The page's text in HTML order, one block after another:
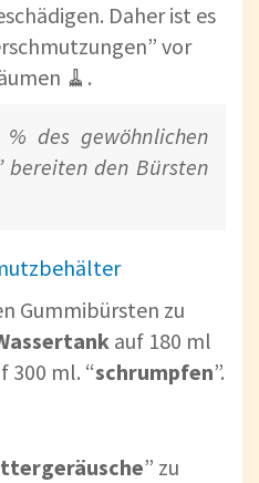
Daher ist es
vor
🧹.
des gewöhnlichen
bereiten den Bürsten
Gummibürsten zu
auf 180 ml
300 ml. “schrumpfen”.
” zu